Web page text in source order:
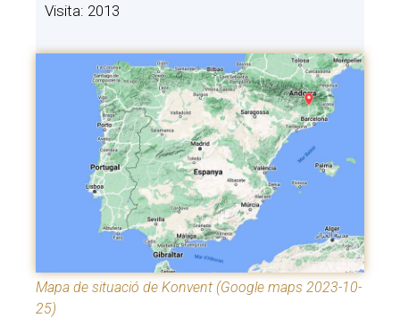
Visita: 2013
Mapa de situació de Konvent (Google maps 2023-10-
25)